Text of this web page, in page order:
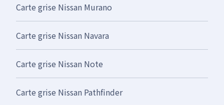
Carte grise Nissan Murano
Carte grise Nissan Navara
Carte grise Nissan Note
Carte grise Nissan Pathfinder